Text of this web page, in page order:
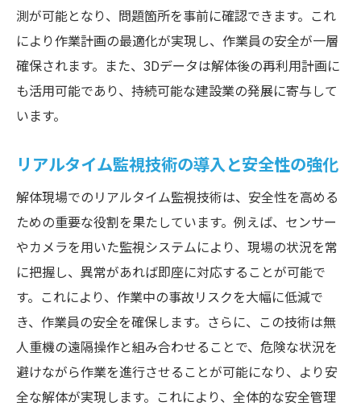
測が可能となり、問題箇所を事前に確認できます。これ
により作業計画の最適化が実現し、作業員の安全が一層
確保されます。また、3Dデータは解体後の再利用計画に
も活用可能であり、持続可能な建設業の発展に寄与して
います。
リアルタイム監視技術の導入と安全性の強化
解体現場でのリアルタイム監視技術は、安全性を高める
ための重要な役割を果たしています。例えば、センサー
やカメラを用いた監視システムにより、現場の状況を常
に把握し、異常があれば即座に対応することが可能で
す。これにより、作業中の事故リスクを大幅に低減で
き、作業員の安全を確保します。さらに、この技術は無
人重機の遠隔操作と組み合わせることで、危険な状況を
避けながら作業を進行させることが可能になり、より安
全な解体が実現します。これにより、全体的な安全管理